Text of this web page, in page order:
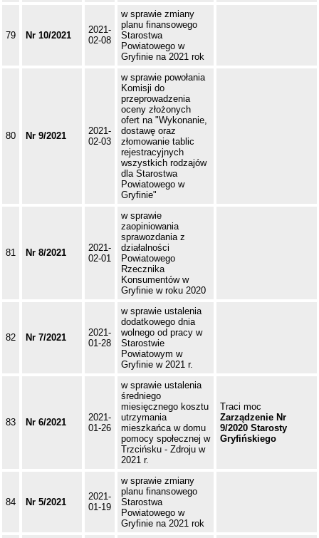
79 Nr 10/2021
2021-
02-08
w sprawie zmiany
planu finansowego
Starostwa
Powiatowego w
Gryfinie na 2021 rok
80 Nr 9/2021
2021-
02-03
w sprawie powołania
Komisji do
przeprowadzenia
oceny złożonych
ofert na "Wykonanie,
dostawę oraz
złomowanie tablic
rejestracyjnych
wszystkich rodzajów
dla Starostwa
Powiatowego w
Gryfinie"
81 Nr 8/2021
2021-
02-01
w sprawie
zaopiniowania
sprawozdania z
działalności
Powiatowego
Rzecznika
Konsumentów w
Gryfinie w roku 2020
82 Nr 7/2021
2021-
01-28
w sprawie ustalenia
dodatkowego dnia
wolnego od pracy w
Starostwie
Powiatowym w
Gryfinie w 2021 r.
83 Nr 6/2021
2021-
01-26
w sprawie ustalenia
średniego
miesięcznego kosztu
utrzymania
mieszkańca w domu
pomocy społecznej w
Trzcińsku - Zdroju w
2021 r.
Traci moc
Zarządzenie Nr
9/2020 Starosty
Gryfińskiego
84 Nr 5/2021
2021-
01-19
w sprawie zmiany
planu finansowego
Starostwa
Powiatowego w
Gryfinie na 2021 rok